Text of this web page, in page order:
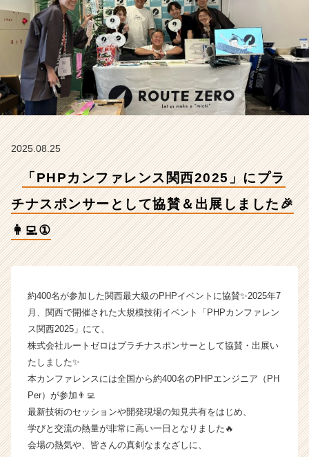
ラ
チ
ナ
ス
ポ
サ
ー
賛
出
し
🎉
👩‍💻
【株
社
ー
ト
ゼ
2025.08.25
「PHPカンファレンス関西2025」にプラ
チナスポンサーとして協賛＆出展しました🎉
👩‍💻①
約400名が参加した関西最大級のPHPイベントに協賛✨2025年7
月、関西で開催された大規模技術イベント「PHPカンファレン
ス関西2025」にて、
株式会社ルートゼロはプラチナスポンサーとして協賛・出展い
たしました✨
本カンファレンスには全国から約400名のPHPエンジニア（PH
Per）が参加👨‍💻
最新技術のセッションや開発現場の知見共有をはじめ、
学びと交流の熱量が非常に高い一日となりました🔥
会場の熱気や、皆さんの真剣なまなざしに、